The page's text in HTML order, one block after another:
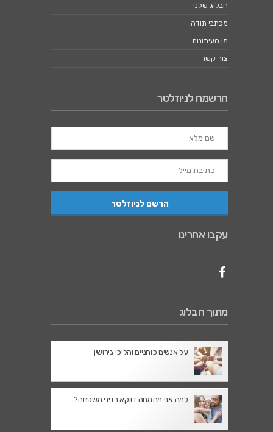
הבלוג שלנו
מכתבי תודה
מן העיתונות
צור קשר
הרשמה לניוזלטר
עקבו אחרינו
מתוך הבלוג
על אנשים כוחניים והליכי גירושין
למה אני מתמחה דווקא בדיני משפחה?